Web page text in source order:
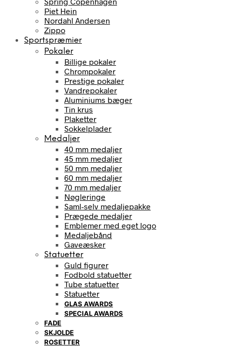
Piet Hein
Nordahl Andersen
Zippo
Sportspræmier
Pokaler
Billige pokaler
Chrompokaler
Prestige pokaler
Vandrepokaler
Aluminiums bæger
Tin krus
Plaketter
Sokkelplader
Medaljer
40 mm medaljer
45 mm medaljer
50 mm medaljer
60 mm medaljer
70 mm medaljer
Nøgleringe
Saml-selv medaljepakke
Prægede medaljer
Emblemer med eget logo
Medaljebånd
Gaveæsker
Statuetter
Guld figurer
Fodbold statuetter
Tube statuetter
Statuetter
GLAS AWARDS
SPECIAL AWARDS
FADE
SKJOLDE
ROSETTER